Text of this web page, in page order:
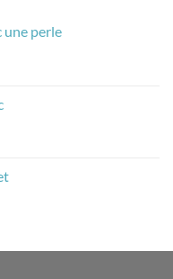
une perle